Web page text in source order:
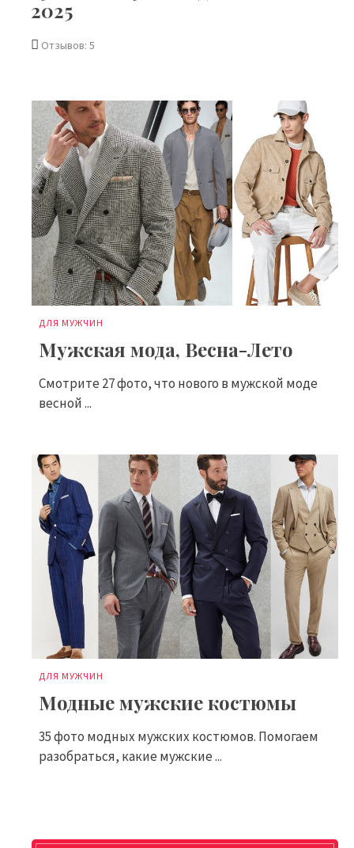
2025
Отзывов: 5
ДЛЯ МУЖЧИН
Мужская мода, Весна-Лето
Смотрите 27 фото, что нового в мужской моде
весной ...
ДЛЯ МУЖЧИН
Модные мужские костюмы
35 фото модных мужских костюмов. Помогаем
разобраться, какие мужские ...